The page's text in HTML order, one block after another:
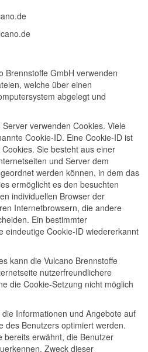
Brennstoffe GmbH verwenden
welche über einen
abgelegt und
verwenden Cookies. Viele
Cookie-ID. Eine Cookie-ID ist
Sie besteht aus einer
und Server dem
werden können, in dem das
ermöglicht es den besuchten
individuellen Browser der
Internetbrowsern, die andere
Ein bestimmter
eindeutige Cookie-ID wiedererkannt
kann die Vulcano Brennstoffe
nutzerfreundlichere
die Cookie-Setzung nicht möglich
Informationen und Angebote auf
des Benutzers optimiert werden.
bereits erwähnt, die Benutzer
Zweck dieser